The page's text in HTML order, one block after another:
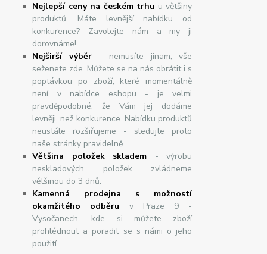
Nejlepší ceny na českém trhu u většiny
produktů. Máte levnější nabídku od
konkurence? Zavolejte nám a my ji
dorovnáme!
Nejširšívýběr- nemusíte jinam, vše
seženete zde. Můžete se na nás obrátit i s
poptávkou po zboží, které momentálně
není v nabídce eshopu - je velmi
pravděpodobné, že Vám jej dodáme
levněji, než konkurence. Nabídku produktů
neustále rozšiřujeme - sledujte proto
naše stránky pravidelně.
Většina položek skladem - výrobu
neskladových položek zvládneme
většinou do 3 dnů.
Kamenná prodejna s možností
okamžitého odběru v Praze 9 -
Vysočanech, kde si můžete zboží
prohlédnout a poradit se s námi o jeho
použití.